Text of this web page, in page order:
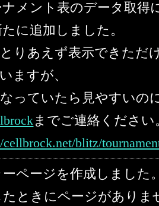
ナメント表のデータ取
に追加しました。
りあえず表示できただ
ますが、
っていたら見やすいの
までご連絡ください
cellbrock.net/blitz/
ーページを作成しました
たときにページがありま